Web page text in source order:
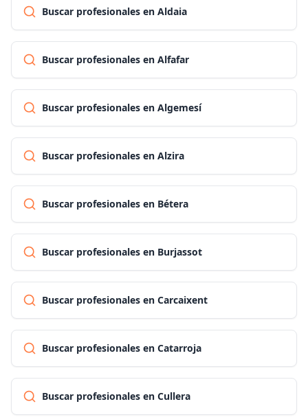
Buscar profesionales en Aldaia
Buscar profesionales en Alfafar
Buscar profesionales en Algemesí
Buscar profesionales en Alzira
Buscar profesionales en Bétera
Buscar profesionales en Burjassot
Buscar profesionales en Carcaixent
Buscar profesionales en Catarroja
Buscar profesionales en Cullera